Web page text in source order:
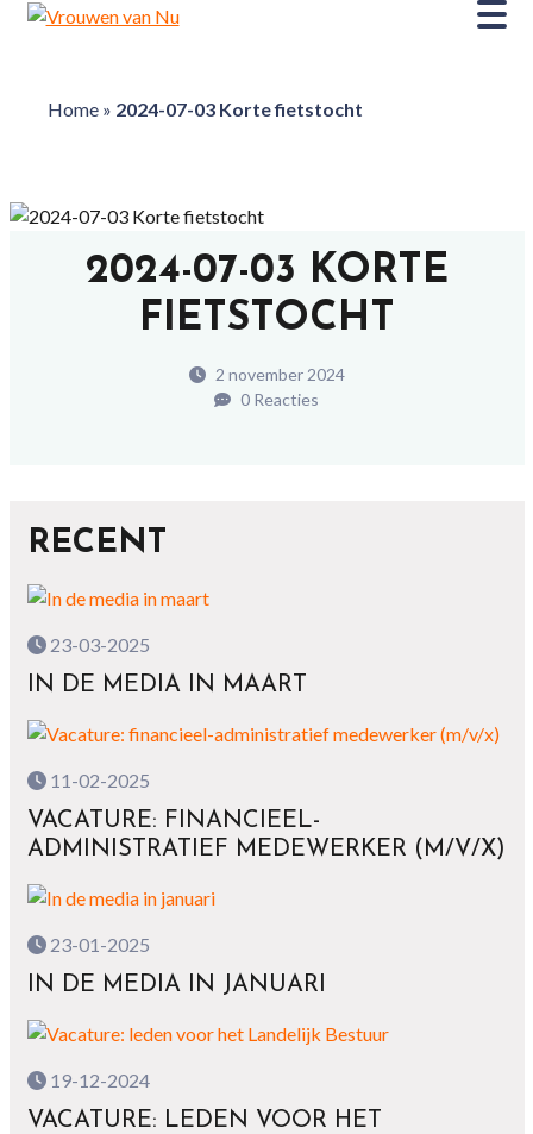
Home» 2024-07-03 Korte fietstocht
2024-07-03 KORTE
FIETSTOCHT
2 november 2024
0 Reacties
RECENT
23-03-2025
IN DE MEDIA IN MAART
11-02-2025
VACATURE: FINANCIEEL-
ADMINISTRATIEF MEDEWERKER (M/V/X)
23-01-2025
IN DE MEDIA IN JANUARI
19-12-2024
VACATURE: LEDEN VOOR HET